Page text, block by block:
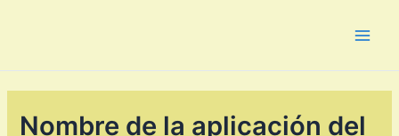
Nombre de la aplicación del